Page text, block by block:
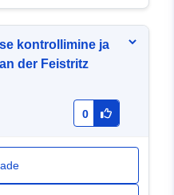
kontrollimine ja
der Feistritz
0